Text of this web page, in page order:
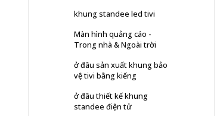
khung standee led tivi
Màn hình quảng cáo -
Trong nhà & Ngoài trời
ở đâu sản xuất khung bảo
vệ tivi bằng kiếng
ở đâu thiết kế khung
standee điện tử